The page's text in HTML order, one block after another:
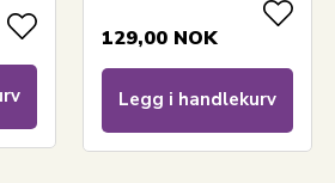
vår dyneguide
av dyner og puter
store utvalg av puter
om produktet?
129,00 NOK
Legg i handlekurv